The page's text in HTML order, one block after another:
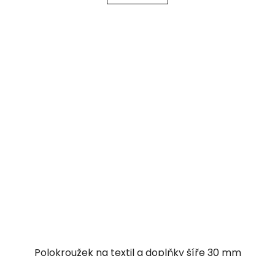
Polokroužek na textil a doplňky šíře 30 mm